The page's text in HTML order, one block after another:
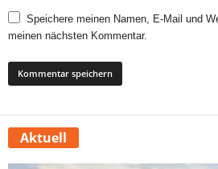
Speichere meinen Namen, E-Mail und
meinen nächsten Kommentar.
Aktuell